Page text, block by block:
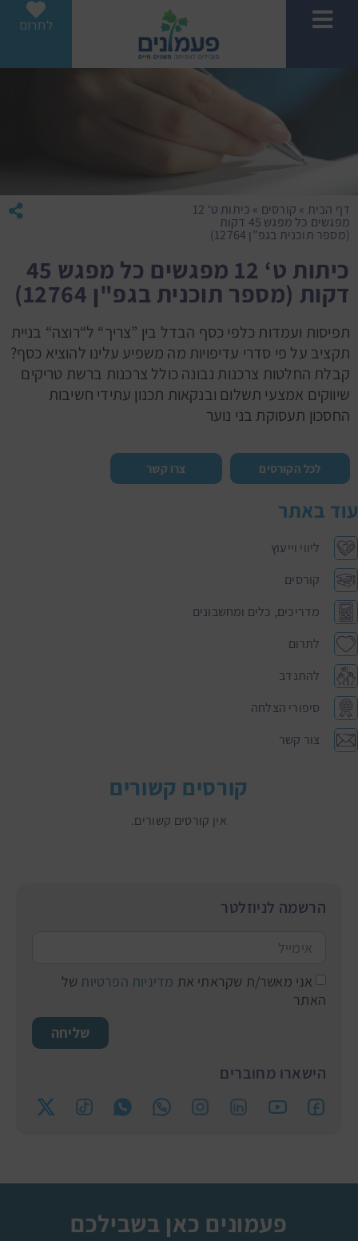
לתרום
דף הבית » קורסים » כיתות ט‘ 12
מפגשים כל מפגש 45 דקות
(מספר תוכנית בגפ"ן 12764)
עוד באתר
ליווי וייעוץ
קורסים
מדריכים, כלים ומחשבונים
לתרום
להתנדב
סיפורי הצלחה
צור קשר
כיתות ט‘ 12 מפגשים כל מפגש 45
דקות (מספר תוכנית בגפ"ן 12764)
תפיסות ועמדות כלפי כסף הבדל בין ”צריך“ ל“רוצה“ בניית
תקציב על פי סדרי עדיפויות מה משפיע עלינו להוציא כסף?
קבלת החלטות צרכנות נבונה כולל צרכנות ברשת טריקים
שיווקים אמצעי תשלום ובנקאות תכנון עתידי חשיבות
החסכון תעסוקת בני נוער
לכל הקורסים צרו קשר
קורסים קשורים
אין קורסים קשורים.
הרשמה לניוזלטר
אני מאשר/ת שקראתי את מדיניות הפרטיות של
האתר
שליחה
הישארו מחוברים
פעמונים כאן בשבילכם